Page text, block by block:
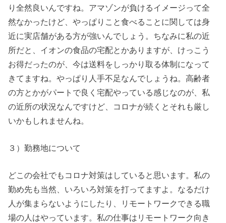
り全然良いんですね。アマゾンが負けるイメージって全
然なかったけど、やっぱりこと食べることに関しては身
近に実店舗がある方が強いんでしょう。ちなみに私の近
所だと、イオンの食品の宅配とかありますが、けっこう
お得だったのが、今は送料をしっかり取る体制になって
きてますね。やっぱり人手不足なんでしょうね。高齢者
の方とかがパートで良く宅配やっている感じなのが、私
の近所の状況なんですけど、コロナが続くとそれも厳し
いかもしれませんね。
３）勤務地について
どこの会社でもコロナ対策はしていると思います。私の
勤め先も当然、いろいろ対策を打ってますよ。なるだけ
人が集まらないようにしたり、リモートワークできる職
場の人はやっています。私の仕事はリモートワーク向き